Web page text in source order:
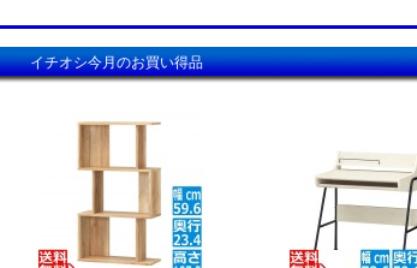
イチオシ今月のお買い得品